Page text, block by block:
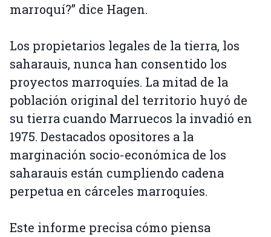
marroquí?” dice Hagen.
Los propietarios legales de la tierra, los
saharauis, nunca han consentido los
proyectos marroquíes. La mitad de la
población original del territorio huyó de
su tierra cuando Marruecos la invadió en
1975. Destacados opositores a la
marginación socio-económica de los
saharauis están cumpliendo cadena
perpetua en cárceles marroquíes.
Este informe precisa cómo piensa